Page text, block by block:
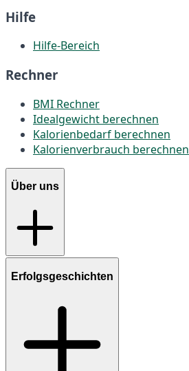
Hilfe
Hilfe-Bereich
Rechner
BMI Rechner
Idealgewicht berechnen
Kalorienbedarf berechnen
Kalorienverbrauch berechnen
Über uns
Erfolgsgeschichten